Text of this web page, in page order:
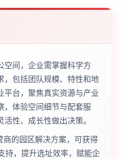
空间，企业需掌握科学方
，包括团队规模、特性和地
平台，聚焦真实资源与产业
，体验空间细节与配套服
性、成长性做出决策。
商的园区解决方案，可获得
持，提升选址效率，赋能企